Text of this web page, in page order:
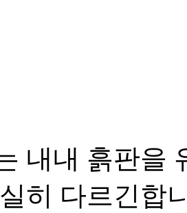
내내 흙판을
히 다르긴합